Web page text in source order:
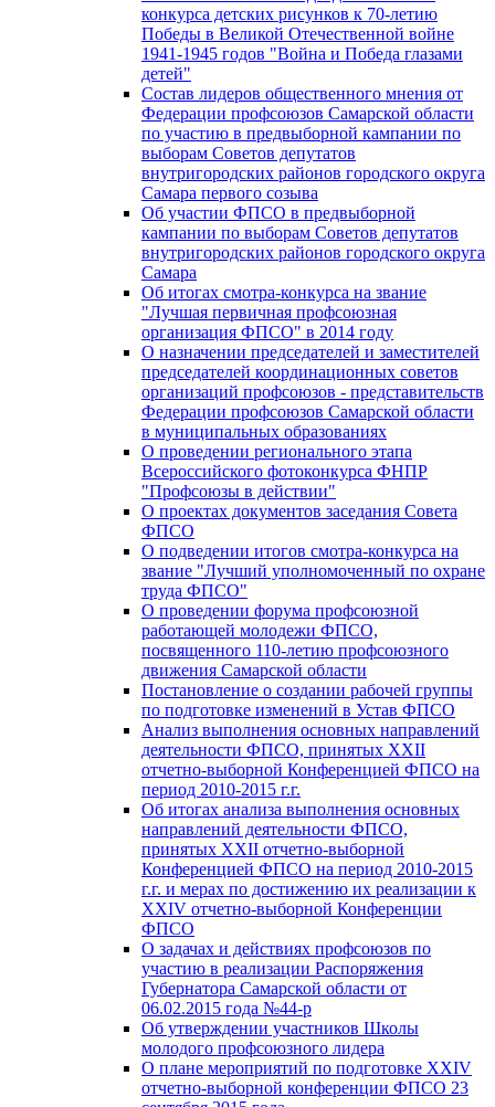
конкурса детских рисунков к 70-летию
Победы в Великой Отечественной войне
1941-1945 годов "Война и Победа глазами
детей"
Состав лидеров общественного мнения от
Федерации профсоюзов Самарской области
по участию в предвыборной кампании по
выборам Советов депутатов
внутригородских районов городского округа
Самара первого созыва
Об участии ФПСО в предвыборной
кампании по выборам Советов депутатов
внутригородских районов городского округа
Самара
Об итогах смотра-конкурса на звание
"Лучшая первичная профсоюзная
организация ФПСО" в 2014 году
О назначении председателей и заместителей
председателей координационных советов
организаций профсоюзов - представительств
Федерации профсоюзов Самарской области
в муниципальных образованиях
О проведении регионального этапа
Всероссийского фотоконкурса ФНПР
"Профсоюзы в действии"
О проектах документов заседания Совета
ФПСО
О подведении итогов смотра-конкурса на
звание "Лучший уполномоченный по охране
труда ФПСО"
О проведении форума профсоюзной
работающей молодежи ФПСО,
посвященного 110-летию профсоюзного
движения Самарской области
Постановление о создании рабочей группы
по подготовке изменений в Устав ФПСО
Анализ выполнения основных направлений
деятельности ФПСО, принятых XXII
отчетно-выборной Конференцией ФПСО на
период 2010-2015 г.г.
Об итогах анализа выполнения основных
направлений деятельности ФПСО,
принятых XXII отчетно-выборной
Конференцией ФПСО на период 2010-2015
г.г. и мерах по достижению их реализации к
XXIV отчетно-выборной Конференции
ФПСО
О задачах и действиях профсоюзов по
участию в реализации Распоряжения
Губернатора Самарской области от
06.02.2015 года №44-р
Об утверждении участников Школы
молодого профсоюзного лидера
О плане мероприятий по подготовке XXIV
отчетно-выборной конференции ФПСО 23